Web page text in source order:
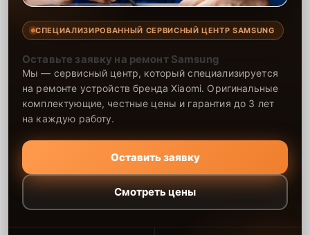
СПЕЦИАЛИЗИРОВАННЫЙ СЕРВИСНЫЙ ЦЕНТР SAMSUNG
Оставьте заявку на ремонт Samsung
Мы — сервисный центр, который специализируется
на ремонте устройств бренда Xiaomi. Оригинальные
комплектующие, честные цены и гарантия до 3 лет
на каждую работу.
Оставить заявку
Смотреть цены